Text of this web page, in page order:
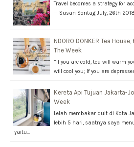
Travel becomes a strategy for
— Susan Sontag July, 26th
NDORO DONKER Tea
The Week
“If you are cold, tea will warm
will cool you; If you are
Kereta Api Tujuan Jakarta-
Week
Lelah membakar duit di Kota
lebih 5 hari, saatnya saya
yaitu…